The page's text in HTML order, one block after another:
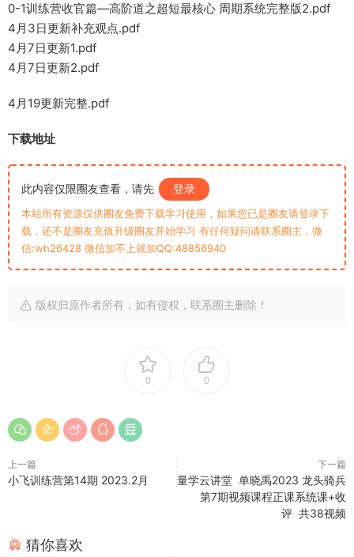
0-1训练营收官篇—高阶道之超短最核心 周期系统完整版2.pdf
4月3日更新补充观点.pdf
4月7日更新1.pdf
4月7日更新2.pdf
4月19更新完整.pdf
下载地址
此内容仅限圈友查看，请先 登录
本站所有资源仅供圈友免费下载学习使用，如果您已是圈友请登录下
载，还不是圈友充值升级圈友开始学习 有任何疑问请联系圈主，微
信:wh26428 微信加不上就加QQ:48856940
版权归原作者所有，如有侵权，联系圈主删除！
0 0
上一篇
小飞训练营第14期 2023.2月
下一篇
量学云讲堂 单晓禹2023 龙头骑兵
第7期视频课程正课系统课+收
评 共38视频
猜你喜欢